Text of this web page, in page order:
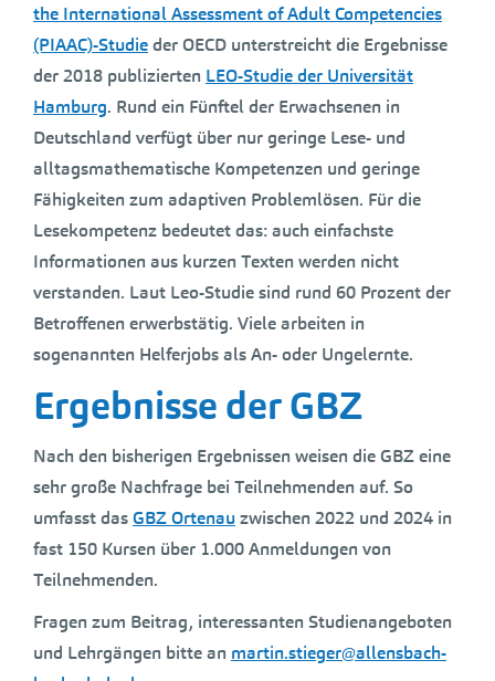
the International Assessment of Adult Competencies
(PIAAC)-Studieder OECD unterstreicht die Ergebnisse
der 2018 publizierten LEO-Studie der Universität
Hamburg. Rund ein Fünftel der Erwachsenen in
Deutschland verfügt über nur geringe Lese- und
alltagsmathematische Kompetenzen und geringe
Fähigkeiten zum adaptiven Problemlösen. Für die
Lesekompetenz bedeutet das: auch einfachste
Informationen aus kurzen Texten werden nicht
verstanden. Laut Leo-Studie sind rund 60 Prozent der
Betroffenen erwerbstätig. Viele arbeiten in
sogenannten Helferjobs als An- oder Ungelernte.
Ergebnisse der GBZ
Nach den bisherigen Ergebnissen weisen die GBZ eine
sehr große Nachfrage bei Teilnehmenden auf. So
umfasst dasGBZ Ortenauzwischen 2022 und 2024 in
fast 150 Kursen über 1.000 Anmeldungen von
Teilnehmenden.
Fragen zum Beitrag, interessanten Studienangeboten
und Lehrgängen bitte an martin.stieger@allensbach-